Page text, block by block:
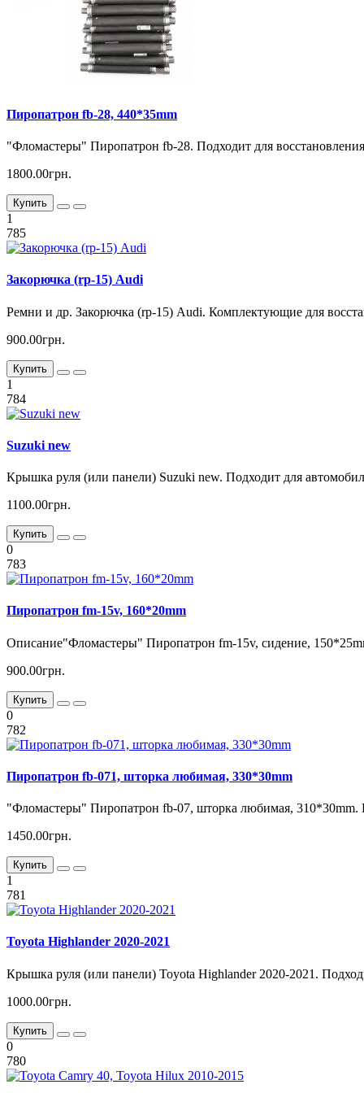
Пиропатрон fb-28, 440*35mm
"Фломастеры" Пиропатрон fb-28. Подходит для
1800.00грн.
Купить
1
785
Закорючка (rp-15) Audi
Ремни и др. Закорючка (rp-15) Audi. Комплектующие для
900.00грн.
Купить
1
784
Suzuki new
Крышка руля (или панели) Suzuki new. Подходит для
1100.00грн.
Купить
0
783
Пиропатрон fm-15v, 160*20mm
Описание"Фломастеры" Пиропатрон fm-15v, сидение,
900.00грн.
Купить
0
782
Пиропатрон fb-071, шторка любимая, 330*30mm
"Фломастеры" Пиропатрон fb-07, шторка любимая, 310*30mm.
1450.00грн.
Купить
1
781
Toyota Highlander 2020-2021
Крышка руля (или панели) Toyota Highlander 2020-2021.
1000.00грн.
Купить
0
780